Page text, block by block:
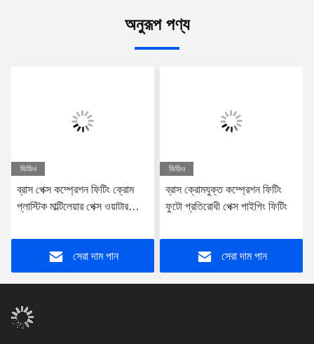
অনুরূপ পণ্য
ভিডিও
ব্রাস পেক্স কম্প্রেশন ফিটিং ক্রোম
প্লাস্টিক মাল্টিলেয়ার পেক্স ওয়াটার
সেরা দাম পান
ভিডিও
ব্রাস ক্রোমযুক্ত কম্প্রেশন ফিটিং
ফুটো প্রতিরোধী পেক্স পাইপিং ফিটিং
সেরা দাম পান